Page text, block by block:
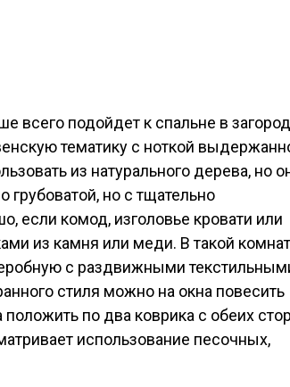
всего подойдет к спальне в
тематику с ноткой
из натурального дерева, но
но с тщательно
если комод, изголовье кровати или
из камня или меди. В такой
с раздвижными
стиля можно на окна повесить
по два коврика с обеих
использование песочных,